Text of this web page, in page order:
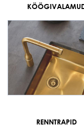
RENNTRAPID